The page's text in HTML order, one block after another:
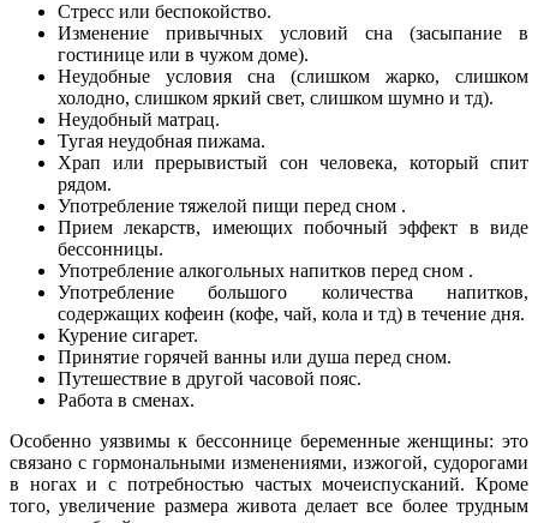
Стресс или беспокойство.
Изменение привычных условий сна (засыпание в
гостинице или в чужом доме).
Неудобные условия сна (слишком жарко, слишком
холодно, слишком яркий свет, слишком шумно и тд).
Неудобный матрац.
Тугая неудобная пижама.
Храп или прерывистый сон человека, который спит
рядом.
Употребление тяжелой пищи перед сном .
Прием лекарств, имеющих побочный эффект в виде
бессонницы.
Употребление алкогольных напитков перед сном .
Употребление большого количества напитков,
содержащих кофеин (кофе, чай, кола и тд) в течение дня.
Курение сигарет.
Принятие горячей ванны или душа перед сном.
Путешествие в другой часовой пояс.
Работа в сменах.
Особенно уязвимы к бессоннице беременные женщины: это
связано с гормональными изменениями, изжогой, судорогами
в ногах и с потребностью частых мочеиспусканий. Кроме
того, увеличение размера живота делает все более трудным